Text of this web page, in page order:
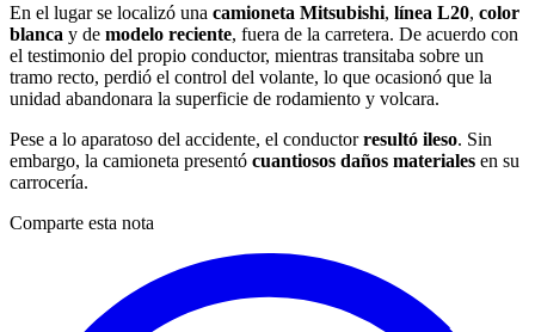
En el lugar se localizó una camioneta Mitsubishi, línea L20, color
blanca y de modelo reciente, fuera de la carretera. De acuerdo con
el testimonio del propio conductor, mientras transitaba sobre un
tramo recto, perdió el control del volante, lo que ocasionó que la
unidad abandonara la superficie de rodamiento y volcara.
Pese a lo aparatoso del accidente, el conductorresultó ileso. Sin
embargo, la camioneta presentó cuantiosos daños materiales en su
carrocería.
Comparte esta nota